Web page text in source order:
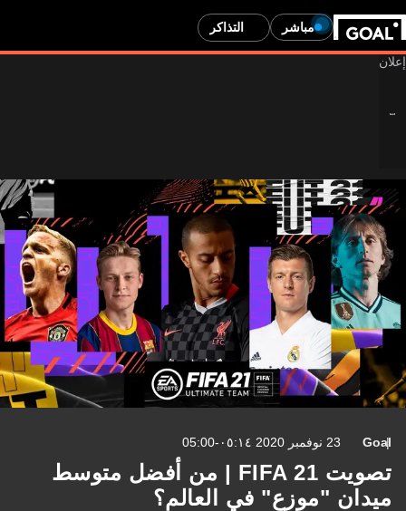
مباشر التذاكر
Goal 23 نوفمبر 2020 ٠٥:١٤-05:00
تصويت FIFA 21 | من أفضل متوسط
ميدان "موزع" في العالم؟